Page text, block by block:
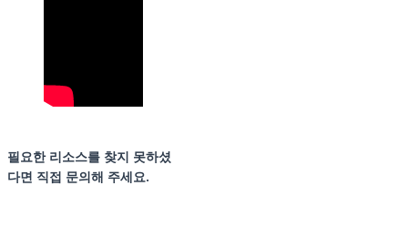
필요한 리소스를 찾지 못하셨
다면 직접 문의해 주세요.